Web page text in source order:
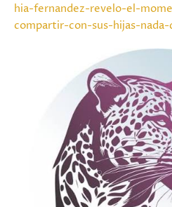
hia-fernandez-revelo-el-
compartir-con-sus-hijas-